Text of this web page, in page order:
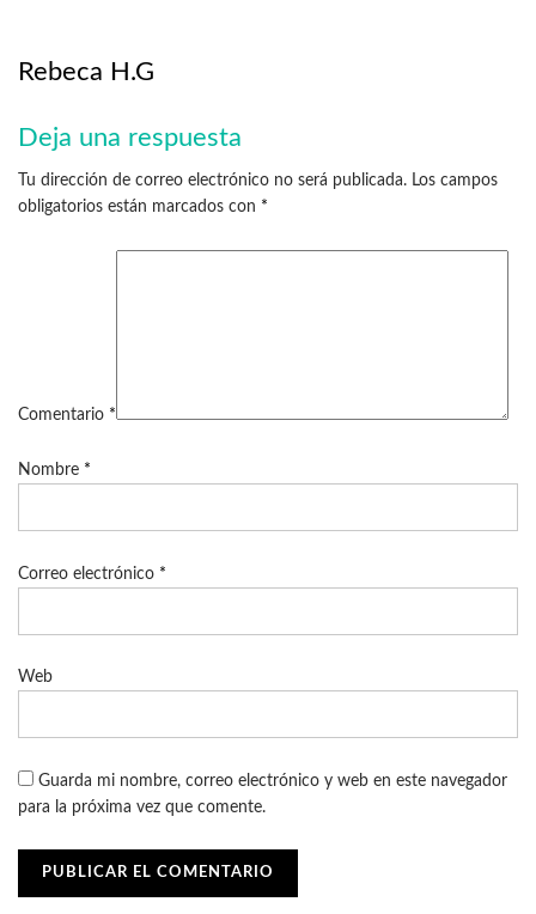
Rebeca H.G
Deja una respuesta
Tu dirección de correo electrónico no será publicada. Los campos
obligatorios están marcados con *
Comentario *
Nombre *
Correo electrónico *
Web
Guarda mi nombre, correo electrónico y web en este navegador
para la próxima vez que comente.